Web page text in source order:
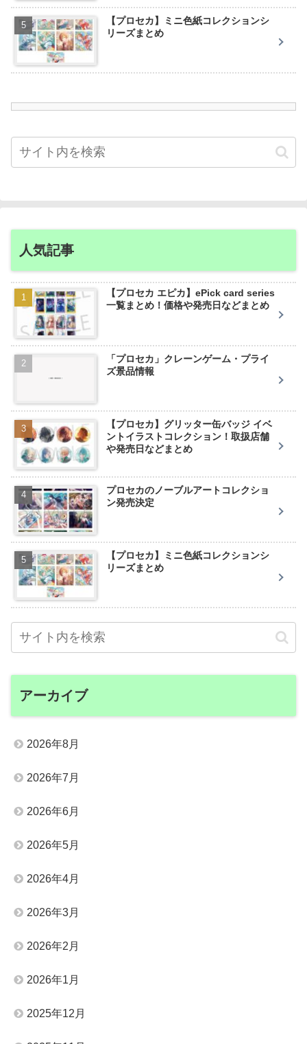
【プロセカ】ミニ色紙コレクションシ
リーズまとめ
人気記事
【プロセカ エピカ】ePick card series
一覧まとめ！価格や発売日などまとめ
「プロセカ」クレーンゲーム・プライ
ズ景品情報
【プロセカ】グリッター缶バッジ イベ
ントイラストコレクション！取扱店舗
や発売日などまとめ
プロセカのノーブルアートコレクショ
ン発売決定
【プロセカ】ミニ色紙コレクションシ
リーズまとめ
アーカイブ
2026年8月
2026年7月
2026年6月
2026年5月
2026年4月
2026年3月
2026年2月
2026年1月
2025年12月